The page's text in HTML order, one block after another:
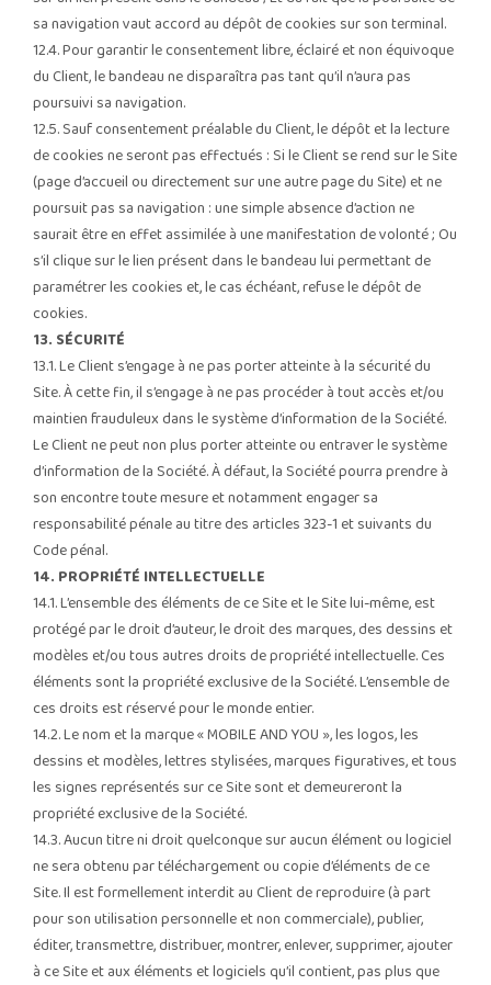
sa navigation vaut accord au dépôt de cookies sur son terminal.
12.4. Pour garantir le consentement libre, éclairé et non équivoque
du Client, le bandeau ne disparaîtra pas tant qu’il n’aura pas
poursuivi sa navigation.
12.5. Sauf consentement préalable du Client, le dépôt et la lecture
de cookies ne seront pas effectués : Si le Client se rend sur le Site
(page d’accueil ou directement sur une autre page du Site) et ne
poursuit pas sa navigation : une simple absence d’action ne
saurait être en effet assimilée à une manifestation de volonté ; Ou
s’il clique sur le lien présent dans le bandeau lui permettant de
paramétrer les cookies et, le cas échéant, refuse le dépôt de
cookies.
13. SÉCURITÉ
13.1. Le Client s’engage à ne pas porter atteinte à la sécurité du
Site. À cette fin, il s’engage à ne pas procéder à tout accès et/ou
maintien frauduleux dans le système d’information de la Société.
Le Client ne peut non plus porter atteinte ou entraver le système
d’information de la Société. À défaut, la Société pourra prendre à
son encontre toute mesure et notamment engager sa
responsabilité pénale au titre des articles 323-1 et suivants du
Code pénal.
14. PROPRIÉTÉ INTELLECTUELLE
14.1. L’ensemble des éléments de ce Site et le Site lui-même, est
protégé par le droit d’auteur, le droit des marques, des dessins et
modèles et/ou tous autres droits de propriété intellectuelle. Ces
éléments sont la propriété exclusive de la Société. L’ensemble de
ces droits est réservé pour le monde entier.
14.2. Le nom et la marque « MOBILE AND YOU », les logos, les
dessins et modèles, lettres stylisées, marques figuratives, et tous
les signes représentés sur ce Site sont et demeureront la
propriété exclusive de la Société.
14.3. Aucun titre ni droit quelconque sur aucun élément ou logiciel
ne sera obtenu par téléchargement ou copie d’éléments de ce
Site. Il est formellement interdit au Client de reproduire (à part
pour son utilisation personnelle et non commerciale), publier,
éditer, transmettre, distribuer, montrer, enlever, supprimer, ajouter
à ce Site et aux éléments et logiciels qu’il contient, pas plus que